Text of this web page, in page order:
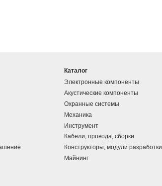
Каталог
Электронные компоненты
Акустические компоненты
Охранные системы
Механика
Инструмент
Кабели, провода, сборки
Конструкторы, модули разработки
Майнинг